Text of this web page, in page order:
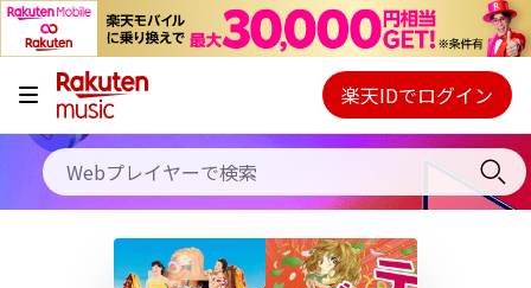
キャンペーン
料金プラン
使い方
Webプレイヤー
ご契約内容の確認・変更
楽天IDでログイン